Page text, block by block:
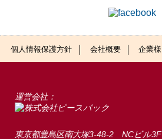
個人情報保護方針 会社概要 企業
運営会社：
東京都豊島区南大塚3-48-2 NCビル3F